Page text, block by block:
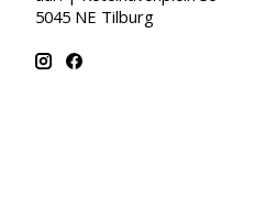
5045 NE Tilburg